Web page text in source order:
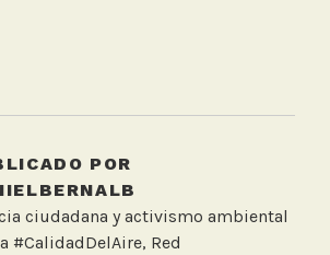
POR
ciudadana y activismo ambiental
#CalidadDelAire, Red